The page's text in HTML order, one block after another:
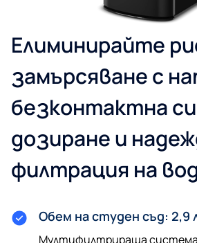
Елиминирайте
замърсяване с
безконтактна
дозиране и
филтрация на
Обем на студен съд: 2,9
Мултифилтрираща